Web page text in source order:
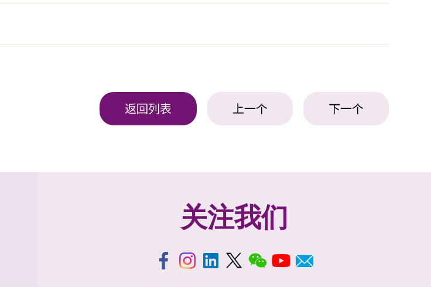
返回列表 上一个 下一个
关注我们